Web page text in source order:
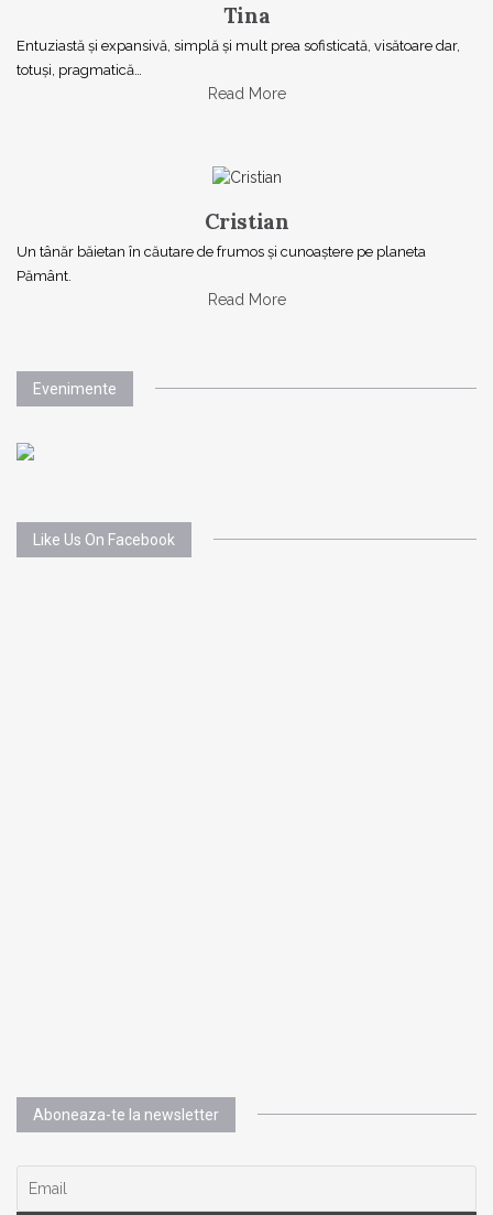
Tina
Entuziastă şi expansivă, simplă şi mult prea sofisticată, visătoare dar,
totuşi, pragmatică…
Read More
Cristian
Un tânăr băietan în căutare de frumos și cunoaștere pe planeta
Pământ.
Read More
Evenimente
Like Us On Facebook
Aboneaza-te la newsletter